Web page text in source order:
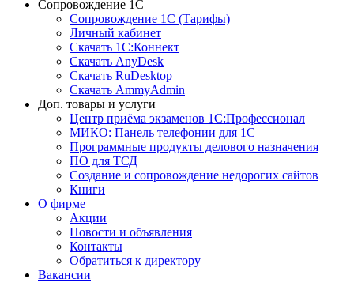
Сопровождение 1С
Сопровождение 1С (Тарифы)
Личный кабинет
Скачать 1С:Коннект
Скачать AnyDesk
Скачать RuDesktop
Скачать AmmyAdmin
Доп. товары и услуги
Центр приёма экзаменов 1С:Профессионал
МИКО: Панель телефонии для 1С
Программные продукты делового назначения
ПО для ТСД
Создание и сопровождение недорогих сайтов
Книги
О фирме
Акции
Новости и объявления
Контакты
Обратиться к директору
Вакансии